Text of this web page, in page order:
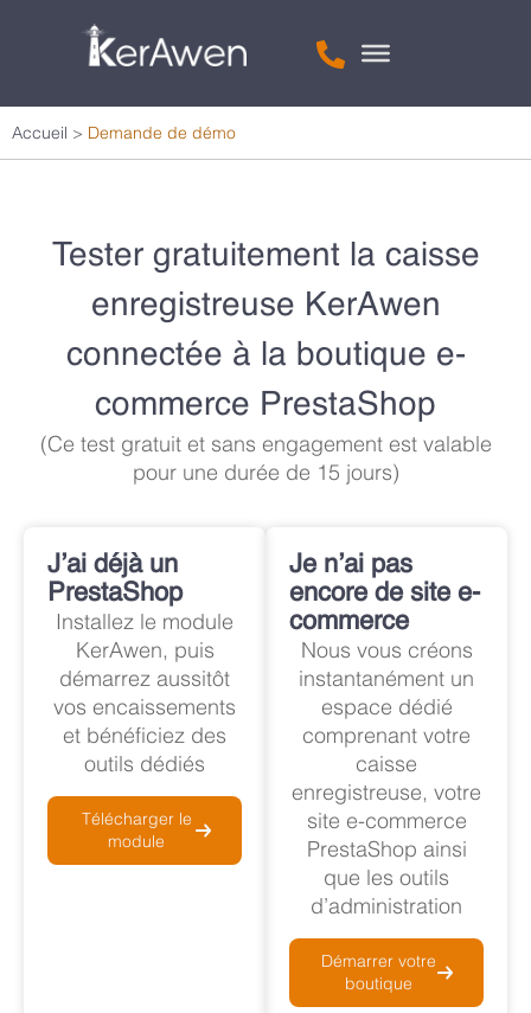
Accueil > Demande de démo
Tester gratuitement la caisse
enregistreuse KerAwen
connectée à la boutique e-
commerce PrestaShop
(Ce test gratuit et sans engagement est valable
pour une durée de 15 jours)
J’ai déjà un
PrestaShop
Installez le module
KerAwen, puis
démarrez aussitôt
vos encaissements
et bénéficiez des
outils dédiés
Télécharger le
module
Je n’ai pas
encore de site e-
commerce
Nous vous créons
instantanément un
espace dédié
comprenant votre
caisse
enregistreuse, votre
site e-commerce
PrestaShop ainsi
que les outils
d’administration
Démarrer votre
boutique